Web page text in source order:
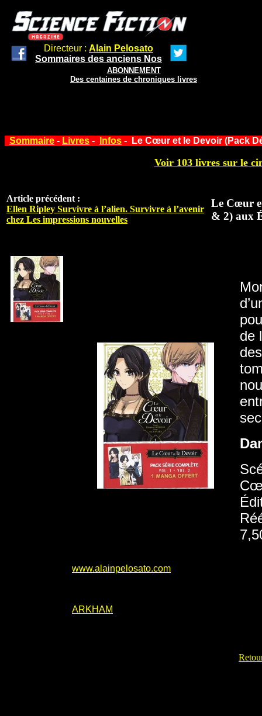
Directeur : Alain Pelosato
Sommaires des anciens Nos
ABONNEMENT
Des centaines de chroniques livres
Sommaire - Livres - Infos - Le Cœur et le Devoir (Pack
Voir 103 livres sur le
Article précédent :
Ellen Ripley Survivre à l’alien. Survivre à l’avenir
chez Les impressions nouvelles
Le Cœur
& 2) aux
de
www.alainpelosato.com
ARKHAM